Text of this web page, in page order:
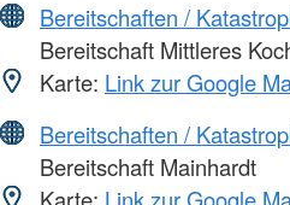
Bereitschaften /
Bereitschaft Mittleres
Karte: Link zur Google
Bereitschaften /
Bereitschaft Mainhardt